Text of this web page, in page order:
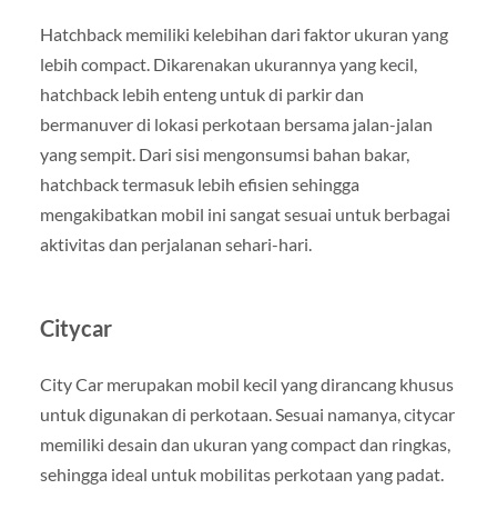
Hatchback memiliki kelebihan dari faktor ukuran yang
lebih compact. Dikarenakan ukurannya yang kecil,
hatchback lebih enteng untuk di parkir dan
bermanuver di lokasi perkotaan bersama jalan-jalan
yang sempit. Dari sisi mengonsumsi bahan bakar,
hatchback termasuk lebih efisien sehingga
mengakibatkan mobil ini sangat sesuai untuk berbagai
aktivitas dan perjalanan sehari-hari.
Citycar
City Car merupakan mobil kecil yang dirancang khusus
untuk digunakan di perkotaan. Sesuai namanya, citycar
memiliki desain dan ukuran yang compact dan ringkas,
sehingga ideal untuk mobilitas perkotaan yang padat.